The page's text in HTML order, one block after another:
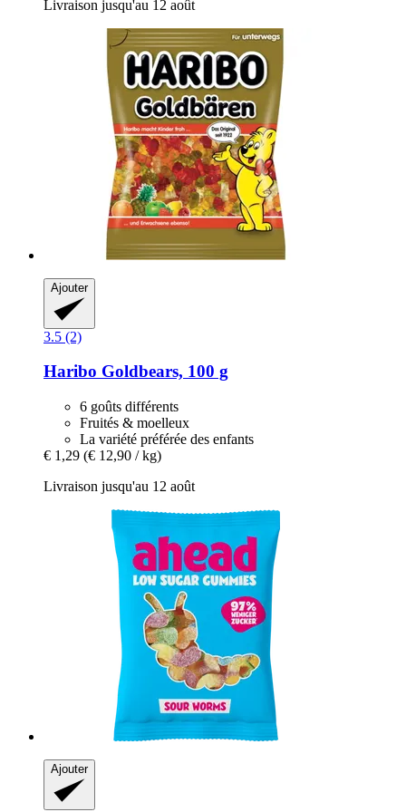
Livraison jusqu'au 12 août
Ajouter
3.5 (2)
Haribo Goldbears, 100 g
6 goûts différents
Fruités & moelleux
La variété préférée des enfants
€ 1,29 (€ 12,90 / kg)
Livraison jusqu'au 12 août
Ajouter